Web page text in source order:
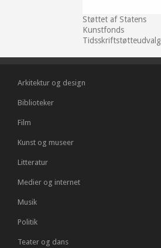
Støttet af Statens
Kunstfonds
Tidsskriftstøtteudvalg
Arkitektur og design
Biblioteker
Film
Kunst og museer
Litteratur
Medier og internet
Musik
Politik
Teater og dans